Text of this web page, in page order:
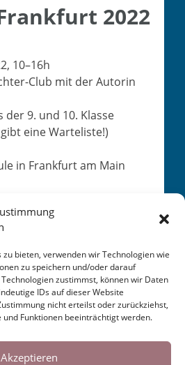
der Bereitstellung
Durch die
bieten, verwenden wir Technologien wie
zu speichern und/oder darauf
zustimmst, können wir Daten
IDs auf dieser Website
nicht erteilst oder zurückziehst,
Funktionen beeinträchtigt werden.
Akzeptieren
2022
10–16h
Club mit der Autorin
der 9. und 10. Klasse
eine Warteliste!)
in Frank­furt am Main
inKALENDER . Bookmark the
.